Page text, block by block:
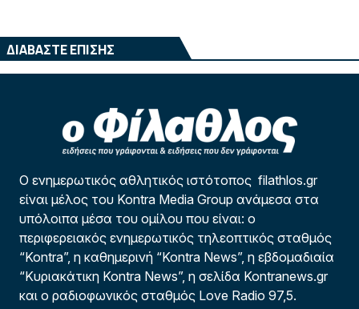
ΔΙΑΒΑΣΤΕ ΕΠΙΣΗΣ
Ο ενημερωτικός αθλητικός ιστότοπος filathlos.gr
είναι μέλος του Kontra Media Group ανάμεσα στα
υπόλοιπα μέσα του ομίλου που είναι: ο
περιφερειακός ενημερωτικός τηλεοπτικός σταθμός
“Kontra”, η καθημερινή “Kontra News”, η εβδομαδιαία
“Κυριακάτικη Kontra News”, η σελίδα Kontranews.gr
και ο ραδιοφωνικός σταθμός Love Radio 97,5.